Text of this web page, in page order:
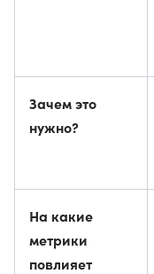
Зачем это
нужно?
На какие
метрики
повлияет